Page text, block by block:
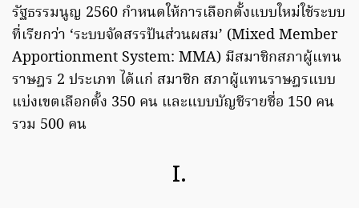
รัฐธรรมนูญ 2560 กำหนดให้การเลือกตั้งแบบใหม่ใช้ระบบ
ที่เรียกว่า ‘ระบบจัดสรรปันส่วนผสม’ (Mixed Member
Apportionment System: MMA) มีสมาชิกสภาผู้แทน
ราษฎร 2 ประเภท ได้แก่ สมาชิก สภาผู้แทนราษฎรแบบ
แบ่งเขตเลือกตั้ง 350 คน และแบบบัญชีรายชื่อ 150 คน
รวม 500 คน
I.